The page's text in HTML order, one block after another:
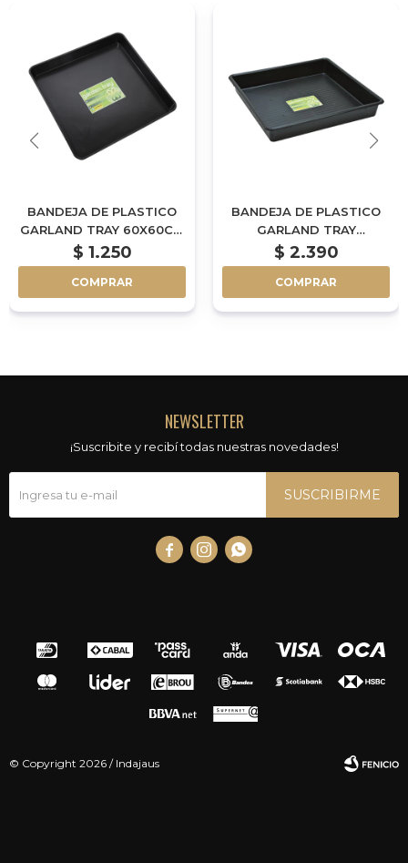
BANDEJA DE PLASTICO
GARLAND TRAY 60X60CM
- 7CM DE ALTO
$ 1.250
COMPRAR
BANDEJA DE PLASTICO
GARLAND TRAY
100X100CM - 12CM DE
ALTO
$ 2.390
COMPRAR
NEWSLETTER
¡Suscribite y recibí todas nuestras novedades!
SUSCRIBIRME
  
© Copyright 2026 / Indajaus